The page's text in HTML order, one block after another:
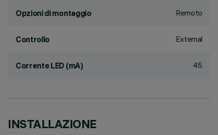
Opzioni di montaggio Remoto
Controllo External
Corrente LED (mA) 45
INSTALLAZIONE